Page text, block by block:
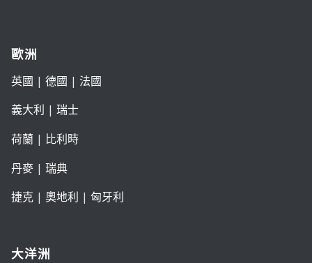
歐洲
英國 | 德國 | 法國
義大利 | 瑞士
荷蘭| 比利時
丹麥| 瑞典
捷克| 奧地利 | 匈牙利
大洋洲